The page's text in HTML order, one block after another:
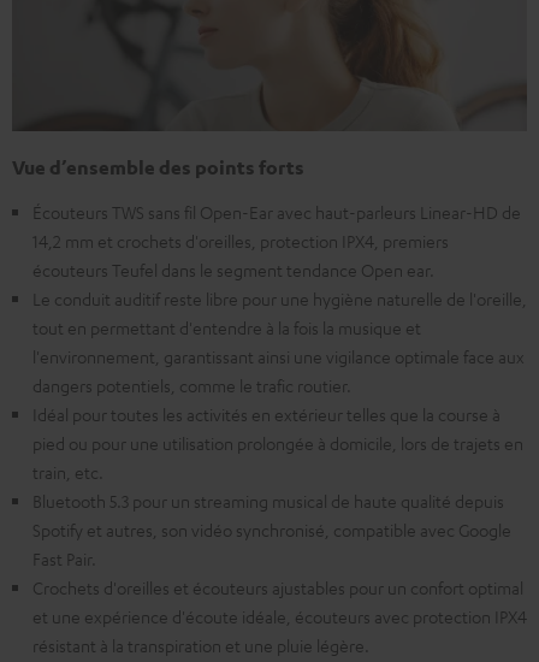
Vue d’ensemble des points forts
Écouteurs TWS sans fil Open-Ear avec haut-parleurs Linear-HD de
14,2 mm et crochets d'oreilles, protection IPX4, premiers
écouteurs Teufel dans le segment tendance Open ear.
Le conduit auditif reste libre pour une hygiène naturelle de l'oreille,
tout en permettant d'entendre à la fois la musique et
l'environnement, garantissant ainsi une vigilance optimale face aux
dangers potentiels, comme le trafic routier.
Idéal pour toutes les activités en extérieur telles que la course à
pied ou pour une utilisation prolongée à domicile, lors de trajets en
train, etc.
Bluetooth 5.3 pour un streaming musical de haute qualité depuis
Spotify et autres, son vidéo synchronisé, compatible avec Google
Fast Pair.
Crochets d'oreilles et écouteurs ajustables pour un confort optimal
et une expérience d'écoute idéale, écouteurs avec protection IPX4
résistant à la transpiration et une pluie légère.